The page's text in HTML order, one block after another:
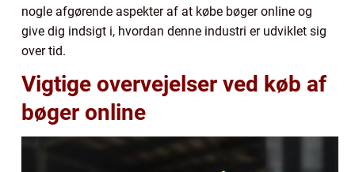
nogle afgørende aspekter af at købe bøger online og
give dig indsigt i, hvordan denne industri er udviklet sig
over tid.
Vigtige overvejelser ved køb af
bøger online